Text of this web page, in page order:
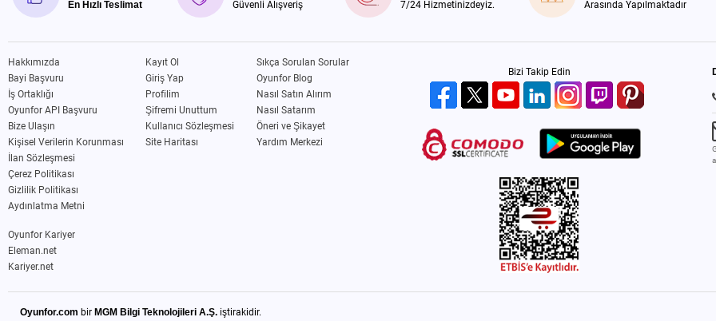
En Hızlı Teslimat
Güvenli Alışveriş
7/24 Hizmetinizdeyiz.
Arasında Yapılmaktadır
Hakkımızda
Bayi Başvuru
İş Ortaklığı
Oyunfor API Başvuru
Bize Ulaşın
Kişisel Verilerin Korunması
İlan Sözleşmesi
Çerez Politikası
Gizlilik Politikası
Aydınlatma Metni
Kayıt Ol
Giriş Yap
Profilim
Şifremi Unuttum
Kullanıcı Sözleşmesi
Site Haritası
Sıkça Sorulan Sorular
Oyunfor Blog
Nasıl Satın Alırım
Nasıl Satarım
Öneri ve Şikayet
Yardım Merkezi
Oyunfor Kariyer
Eleman.net
Kariyer.net
Bizi Takip Edin
Oyunfor.com bir MGM Bilgi Teknolojileri A.Ş. iştirakidir.